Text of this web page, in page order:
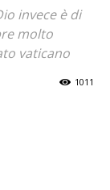
invece è di
molto
vaticano
1011